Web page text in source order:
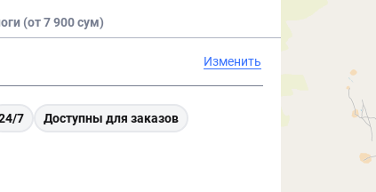
(от 7 900 сум)
Изменить
7 Доступны для заказов